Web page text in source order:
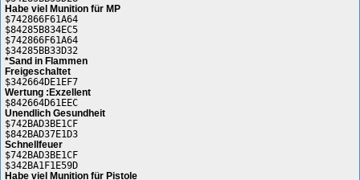
Habe viel Munition für MP
$742866F61A64
$84285B834EC5
$742866F61A64
$34285BB33D32
*Sand in Flammen
Freigeschaltet
$342664DE1EF7
Wertung :Exzellent
$842664D61EEC
Unendlich Gesundheit
$742BAD3BE1CF
$842BAD37E1D3
Schnellfeuer
$742BAD3BE1CF
$342BA1F1E59D
Habe viel Munition für Pistole